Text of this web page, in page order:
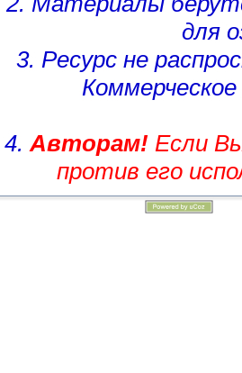
для
3. Ресурс не
Коммерческое
4. Авторам!Если
против его